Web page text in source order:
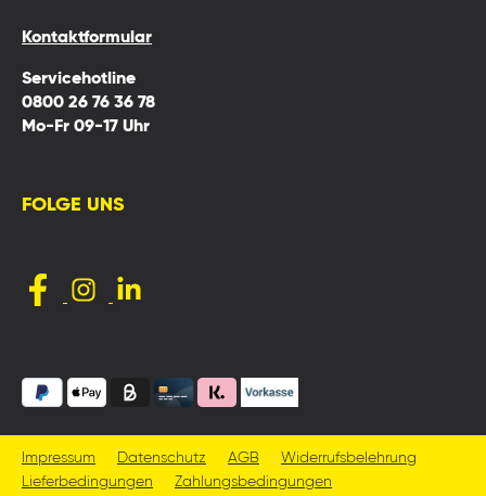
Kontaktformular
Servicehotline
0800 26 76 36 78
Mo-Fr 09-17 Uhr
FOLGE UNS
Impressum Datenschutz AGB
Widerrufsbelehrung
Lieferbedingungen
Zahlungsbedingungen